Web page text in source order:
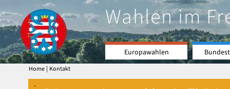
Wahlen im
Europawahlen
Home | Kontakt